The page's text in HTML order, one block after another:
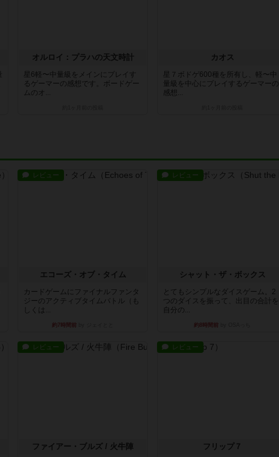
オルロイ：プラハの天文時計
星6軽〜中量級をメインにプレイす
るゲーマーの感想です。ボードゲー
ムのオ...
カオス
星７ボドゲ600種を所有し、軽〜中
量級を中心にプレイするゲーマーの
感想...
レビュー
エコーズ・オブ・タイム
カードゲームにファイナルファンタ
ジーのアクティブタイムバトル（も
しくは...
約7時間前
レビュー
シャット・ザ・ボックス
とてもシンプルなダイスゲーム。2
つのダイスを振って、出目の合計を
自分の...
約8時間前
レビュー
ファイアー・ブルズ / 火牛陣
レビュー
フリップ７